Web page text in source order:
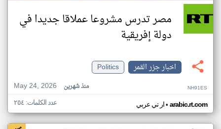
مصر تدرس مشروعا عملاقا جديدا في
دولة إفريقية
اخبار جزر القمر
Politics
May 24, 2026
منذ شهرين NH91ES
ار تي عربي• arabic.rt.com عدد الكلمات: ٢٥٤